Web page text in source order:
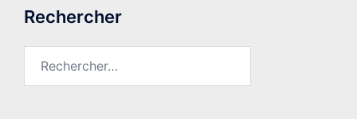
Rechercher